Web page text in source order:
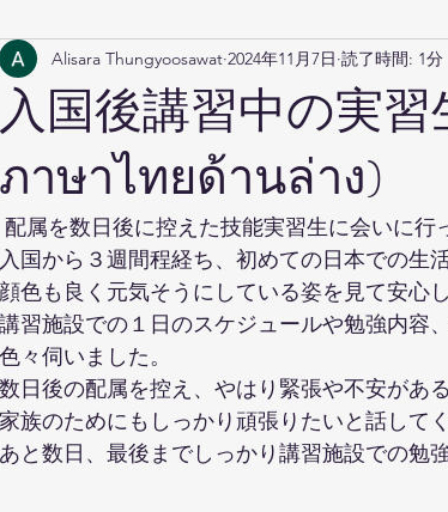
入国後講習中の実
ภาษาไทยด้านล่าง)
Alisara Thungyoosawat 2024年11月7日 読了時間: 1分
配属を数日後に控えた技能実習生に会いに行
入国から３週間程経ち、初めての日本での生
顔色も良く元気そうにしている姿を見て安心
講習施設での１日のスケジュールや勉強内容
色々伺いました。
数日後の配属を控え、やはり緊張や不安があ
家族のためにもしっかり頑張りたいと話して
あと数日、最後までしっかり講習施設での勉